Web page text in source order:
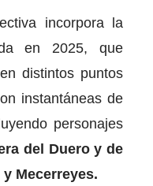
incorpora la
en 2025, que
distintos puntos
instantáneas de
personajes
del Duero y de
Mecerreyes.